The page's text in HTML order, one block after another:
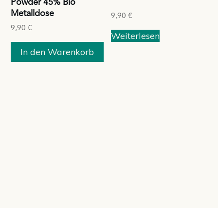
Powder 45% Bio
Metalldose
9,90 €
In den Warenkorb
9,90€
Weiterlesen